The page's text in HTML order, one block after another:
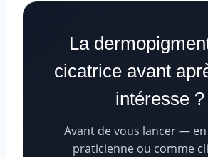
La
cicatrice avant
intéresse ?
Avant de vous lancer —
praticienne ou comme